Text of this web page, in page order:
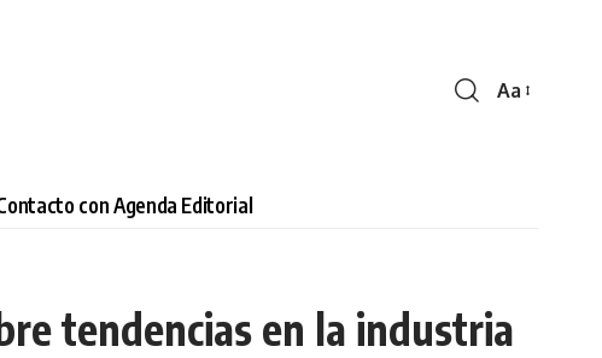
Cambiar
Aa
con Agenda Editorial
tendencias en la industria